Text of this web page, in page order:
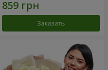
Заказать